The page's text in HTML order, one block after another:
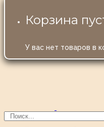
Корзина
У вас нет товаров в